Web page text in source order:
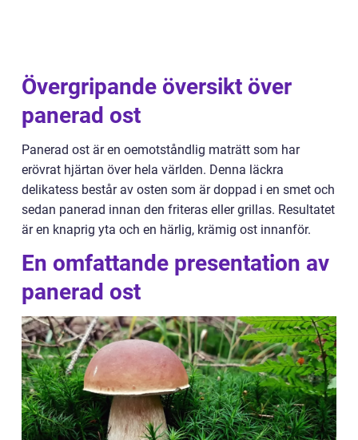
Övergripande översikt över
panerad ost
Panerad ost är en oemotståndlig maträtt som har
erövrat hjärtan över hela världen. Denna läckra
delikatess består av osten som är doppad i en smet och
sedan panerad innan den friteras eller grillas. Resultatet
är en knaprig yta och en härlig, krämig ost innanför.
En omfattande presentation av
panerad ost